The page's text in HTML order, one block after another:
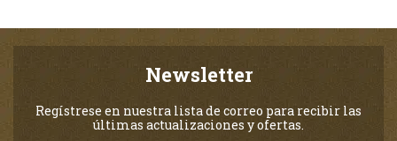
Newsletter
Regístrese en nuestra lista de correo para recibir las
últimas actualizaciones y ofertas.